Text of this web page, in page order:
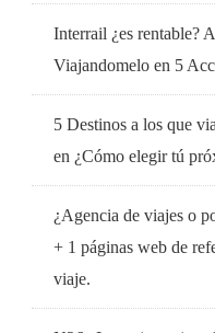
Interrail ¿es rentable?
Viajandomelo en 5
5 Destinos a los que
en ¿Cómo elegir tú
¿Agencia de viajes o
+ 1 páginas web de
viaje.